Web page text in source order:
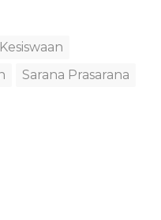
Kesiswaan
Sarana Prasarana